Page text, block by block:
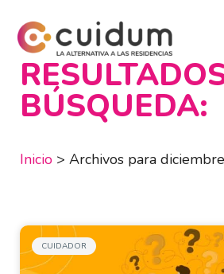
BÚSQUEDA:
Inicio > Archivos para
CUIDADOR